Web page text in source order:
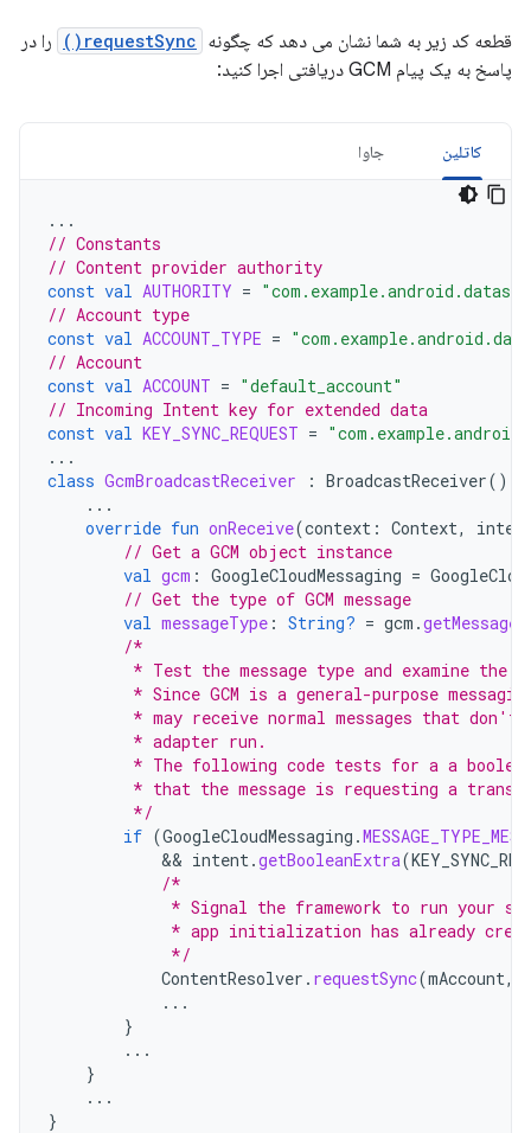
قطعه کد زیر به شما نشان می دهد که چگونه requestSync()
را در
پاسخ به یک پیام GCM دریافتی اجرا کنید:
کاتلین جاوا
...
// Constants
// Content provider authority
const val AUTHORITY =
// Account type
const val ACCOUNT_TYPE =
// Account
const val ACCOUNT = "default_account"
// Incoming Intent key for extended data
const val KEY_SYNC_REQUEST =
...
class GcmBroadcastReceiver : BroadcastReceiver()
...
override fun onReceive(context : Context,
// Get a GCM object instance
val gcm : GoogleCloudMessaging =
// Get the type of GCM message
val messageType : String? = gcm .
/*
* Test the message type and examine the
* Since GCM is a general-purpose
* may receive normal messages that don't
         * adapter run.
* The following code tests for a a
* that the message is requesting a
         */
if (GoogleCloudMessaging .
            &&
intent.getBooleanExtra(
/*
* Signal the framework to run your
* app initialization has already
             */
ContentResolver . requestSync(mAccount,
...
}
...
}
...
}